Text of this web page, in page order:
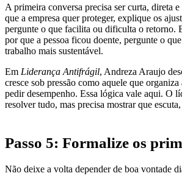
A primeira conversa precisa ser curta, direta
que a empresa quer proteger, explique os
pergunte o que facilita ou dificulta o retorno.
por que a pessoa ficou doente, pergunte o
trabalho mais sustentável.
Em Liderança Antifrágil, Andreza Araujo
cresce sob pressão como aquele que organiza
pedir desempenho. Essa lógica vale aqui. O
resolver tudo, mas precisa mostrar que
Passo 5: Formalize os
Não deixe a volta depender de boa vontade